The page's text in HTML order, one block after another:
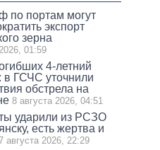
по портам могут
экспорт
зерна
01:59
4-летний
в ГСЧС уточнили
обстрела на
8 августа 2026, 04:51
ударили из РСЗО
есть жертва и
августа 2026, 22:29